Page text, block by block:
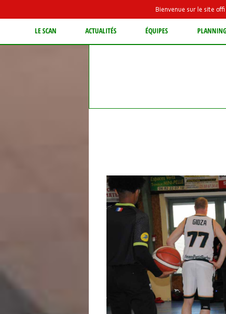
Bienvenue sur le site
LE SCAN ACTUALITÉS ÉQUIPES